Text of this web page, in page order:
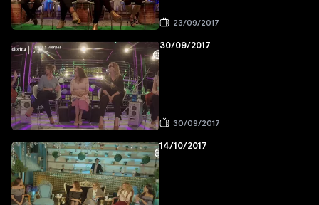
23/09/2017
30/09/2017
30/09/2017
14/10/2017